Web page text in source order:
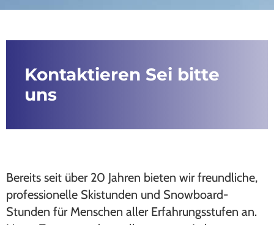
Kontaktieren Sei bitte
uns
Bereits seit über 20 Jahren bieten wir freundliche,
professionelle Skistunden und Snowboard-
Stunden für Menschen aller Erfahrungsstufen an.